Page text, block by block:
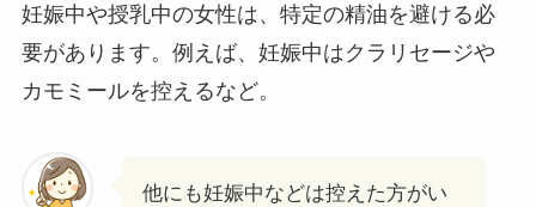
妊娠中や授乳中の女性は、特定の精油を避ける必
要があります。例えば、妊娠中はクラリセージや
カモミールを控えるなど。
他にも妊娠中などは控えた方がい